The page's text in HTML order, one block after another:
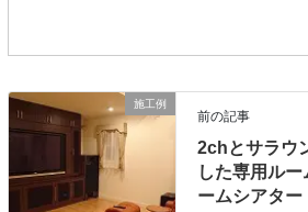
施工例
前の記事
2chとサラウ
した専用ルー
ームシアター